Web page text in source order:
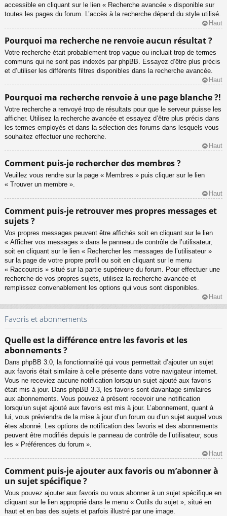
accessible en cliquant sur le lien « Recherche avancée » disponible sur
toutes les pages du forum. L’accès à la recherche dépend du style utilisé.
Haut
Pourquoi ma recherche ne renvoie aucun résultat ?
Votre recherche était probablement trop vague ou incluait trop de termes
communs qui ne sont pas indexés par phpBB. Essayez d’être plus précis
et d’utiliser les différents filtres disponibles dans la recherche avancée.
Haut
Pourquoi ma recherche renvoie à une page blanche ?!
Votre recherche a renvoyé trop de résultats pour que le serveur puisse les
afficher. Utilisez la recherche avancée et essayez d’être plus précis dans
les termes employés et dans la sélection des forums dans lesquels vous
souhaitez effectuer une recherche.
Haut
Comment puis-je rechercher des membres ?
Veuillez vous rendre sur la page « Membres » puis cliquer sur le lien
« Trouver un membre ».
Haut
Comment puis-je retrouver mes propres messages et
sujets ?
Vos propres messages peuvent être affichés soit en cliquant sur le lien
« Afficher vos messages » dans le panneau de contrôle de l’utilisateur,
soit en cliquant sur le lien « Rechercher les messages de l’utilisateur »
sur la page de votre propre profil ou soit en cliquant sur le menu
« Raccourcis » situé sur la partie supérieure du forum. Pour effectuer une
recherche de vos propres sujets, utilisez la recherche avancée et
remplissez convenablement les options qui vous sont disponibles.
Haut
Favoris et abonnements
Quelle est la différence entre les favoris et les
abonnements ?
Dans phpBB 3.0, la fonctionnalité qui vous permettait d’ajouter un sujet
aux favoris était similaire à celle présente dans votre navigateur internet.
Vous ne receviez aucune notification lorsqu’un sujet ajouté aux favoris
était mis à jour. Dans phpBB 3.3, les favoris sont davantage similaires
aux abonnements. Vous pouvez à présent recevoir une notification
lorsqu’un sujet ajouté aux favoris est mis à jour. L’abonnement, quant à
lui, vous préviendra de la mise à jour d’un forum ou d’un sujet auquel vous
êtes abonné. Les options de notification des favoris et des abonnements
peuvent être modifiés depuis le panneau de contrôle de l’utilisateur, sous
les « Préférences du forum ».
Haut
Comment puis-je ajouter aux favoris ou m’abonner à
un sujet spécifique ?
Vous pouvez ajouter aux favoris ou vous abonner à un sujet spécifique en
cliquant sur le lien approprié dans le menu « Outils du sujet », situé en
haut et en bas des sujets et parfois illustré par une image.